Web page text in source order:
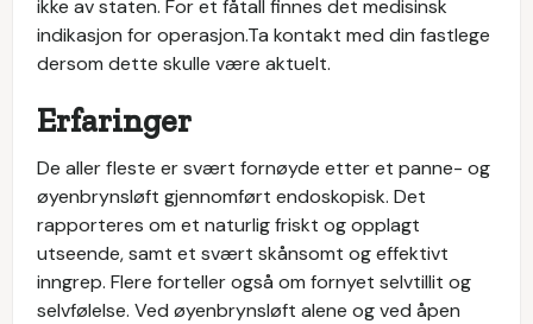
ikke av staten. For et fåtall finnes det medisinsk
indikasjon for operasjon.Ta kontakt med din fastlege
dersom dette skulle være aktuelt.
Erfaringer
De aller fleste er svært fornøyde etter et panne- og
øyenbrynsløft gjennomført endoskopisk. Det
rapporteres om et naturlig friskt og opplagt
utseende, samt et svært skånsomt og effektivt
inngrep. Flere forteller også om fornyet selvtillit og
selvfølelse. Ved øyenbrynsløft alene og ved åpen